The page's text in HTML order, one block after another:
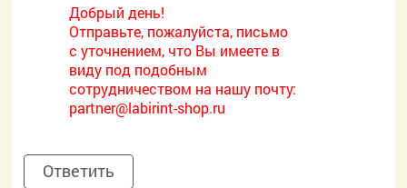
Добрый день!
Отправьте, пожалуйста, письмо
с уточнением, что Вы имеете в
виду под подобным
сотрудничеством на нашу почту:
partner@labirint-shop.ru
Ответить